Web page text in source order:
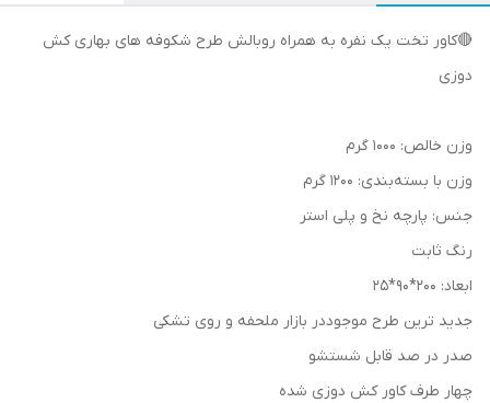
🔴کاور تخت یک نفره به همراه روبالش طرح شکوفه های بهاری کش
دوزی
وزن خالص: 1000 گرم
وزن با بسته‌بندی: 1200 گرم
جنس: پارچه نخ و پلی استر
رنگ ثابت
ابعاد: 200*90*25
جدید ترین طرح موجوددر بازار ملحفه و روی تشکی
صدر در صد قابل شستشو
چهار طرف کاور کش دوزی شده